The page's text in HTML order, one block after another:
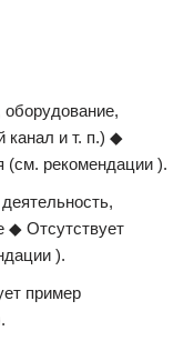
канал и т. п.) ◆
(см. рекомендации ).
◆ Отсутствует
).
пример